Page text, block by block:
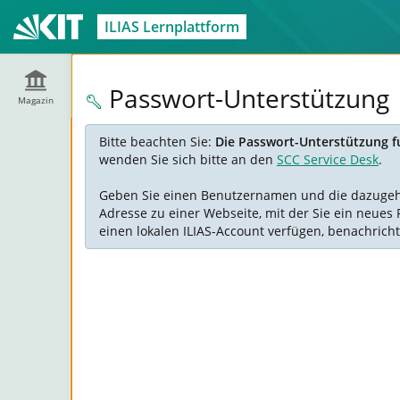
ILIAS Lernplattform
Magazin Passwort-Unterstützung
Bitte beachten Sie: Die Passwort-Unterstützung
wenden Sie sich bitte an den SCC Service Desk.
Geben Sie einen Benutzernamen und die
Adresse zu einer Webseite, mit der Sie ein
einen lokalen ILIAS-Account verfügen,